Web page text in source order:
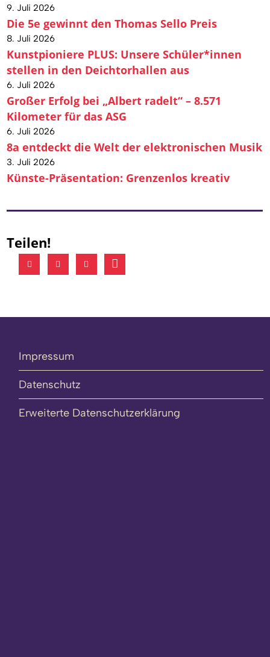
9. Juli 2026
Die 5e gewinnt den Thomas Sello Preis
8. Juli 2026
Kunstpioniere PLUS: Unsere Schüler*innen
stellen in den Deichtorhallen aus
6. Juli 2026
Großer Erfolg bei „Albert radelt“ – 8.571
Kilometer für das ASG
6. Juli 2026
8a entdeckt die Welt der elektronischen Musik
3. Juli 2026
Künste-Präsentation: Grenzenlos kreativ
Teilen!
Impressum
Datenschutz
Erweiterte Datenschutzerklärung